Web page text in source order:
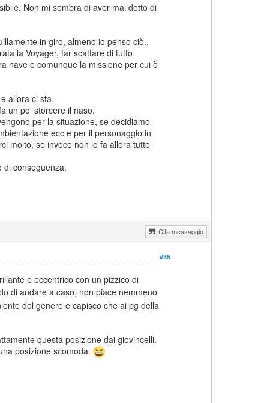
Non mi sembra di aver mai detto di
in giro, almeno io penso ciò..
la Voyager, far scattare di tutto.
nave e comunque la missione per cui è
allora ci sta.
un po' storcere il naso.
per la situazione, se decidiamo
ecc e per il personaggio in
molto, se invece non lo fa allora tutto
di conseguenza.
Cita messaggio
#35
e eccentrico con un pizzico di
di andare a caso, non piace nemmeno
del genere e capisco che ai pg della
questa posizione dai giovincelli.
posizione scomoda.